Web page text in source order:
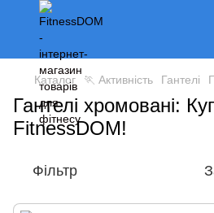
Каталог 🏃 Активність Гантелі
Гантелі хромовані:
FitnessDOM!
Фільтр